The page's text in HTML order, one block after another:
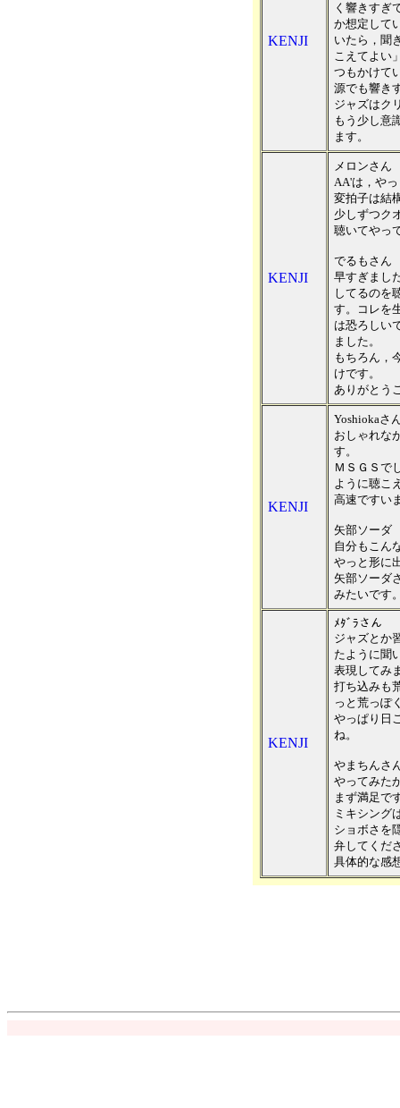
KENJI
く響きすぎ
か想定して
いたら，聞
こえてよい
つもかけて
源でも響き
ジャズはク
もう少し意
ます。
KENJI
メロンさん
AA'は，や
変拍子は結
少しずつク
聴いてやっ
でるもさん
早すぎまし
してるのを
す。コレを
は恐ろしい
ました。
もちろん，
けです。
ありがとう
KENJI
Yoshiokaさ
おしゃれな
す。
ＭＳＧＳで
ように聴こ
高速ですい
矢部ソーダ
自分もこん
やっと形に
矢部ソーダ
みたいです
KENJI
ﾒﾀﾞﾗさん
ジャズとか
たように聞
表現してみ
打ち込みも
っと荒っぽ
やっぱり日
ね。
やまちんさ
やってみた
まず満足で
ミキシング
ショボさを
弁してくだ
具体的な感